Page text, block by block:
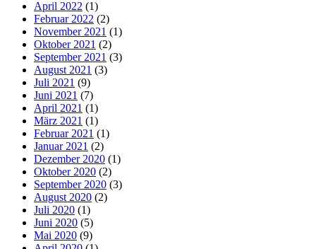
April 2022 (1)
Februar 2022 (2)
November 2021 (1)
Oktober 2021 (2)
September 2021 (3)
August 2021 (3)
Juli 2021 (9)
Juni 2021 (7)
April 2021 (1)
März 2021 (1)
Februar 2021 (1)
Januar 2021 (2)
Dezember 2020 (1)
Oktober 2020 (2)
September 2020 (3)
August 2020 (2)
Juli 2020 (1)
Juni 2020 (5)
Mai 2020 (9)